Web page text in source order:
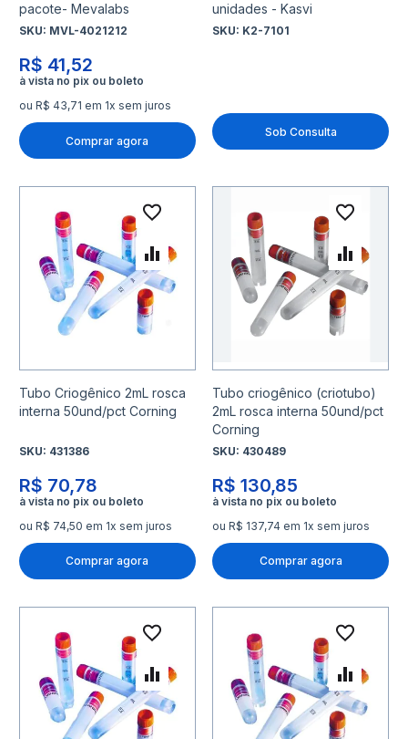
pacote- Mevalabs
SKU: MVL-4021212
R$ 41,52
ou R$ 43,71 em 1x sem juros
Comprar agora
unidades - Kasvi
SKU: K2-7101
Sob Consulta
Tubo Criogênico 2mL rosca
interna 50und/pct Corning
SKU: 431386
R$ 70,78
ou R$ 74,50 em 1x sem juros
Comprar agora
Adicionar à lista de
Adicionar para Comparar
Tubo criogênico (criotubo)
2mL rosca interna 50und/pct
Corning
SKU: 430489
R$ 130,85
ou R$ 137,74 em 1x sem juros
Comprar agora
Adicionar à lista de
Adicionar para Comparar